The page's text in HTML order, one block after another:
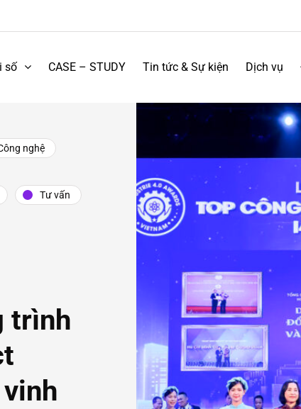
số CASE – STUDY Tin tức & Sự kiện Dịch vụ
nghệ
Tư vấn
trình